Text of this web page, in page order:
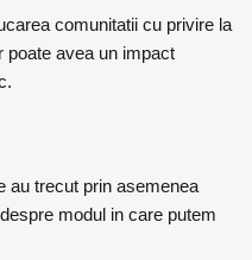
comunitatii cu privire la
poate avea un impact
au trecut prin asemenea
modul in care putem